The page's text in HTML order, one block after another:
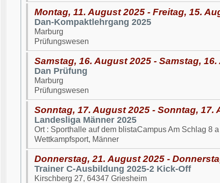
Montag, 11. August 2025 - Freitag, 15.
Dan-Kompaktlehrgang 2025
Marburg
Prüfungswesen
Samstag, 16. August 2025 - Samstag,
Dan Prüfung
Marburg
Prüfungswesen
Sonntag, 17. August 2025 - Sonntag, 17.
Landesliga Männer 2025
Ort : Sporthalle auf dem blistaCampus Am Schlag 8
Wettkampfsport, Männer
Donnerstag, 21. August 2025 -
Trainer C-Ausbildung 2025-2 Kick-Off
Kirschberg 27, 64347 Griesheim